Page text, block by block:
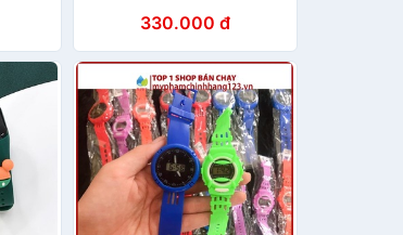
330.000 đ